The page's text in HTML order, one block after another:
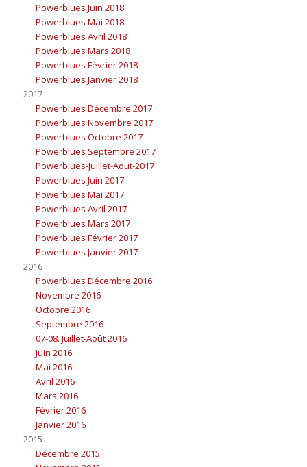
Powerblues Juin 2018
Powerblues Mai 2018
Powerblues Avril 2018
Powerblues Mars 2018
Powerblues Février 2018
Powerblues Janvier 2018
2017
Powerblues Décembre 2017
Powerblues Novembre 2017
Powerblues Octobre 2017
Powerblues Septembre 2017
Powerblues-Juillet-Aout-2017
Powerblues Juin 2017
Powerblues Mai 2017
Powerblues Avril 2017
Powerblues Mars 2017
Powerblues Février 2017
Powerblues Janvier 2017
2016
Powerblues Décembre 2016
Novembre 2016
Octobre 2016
Septembre 2016
07-08. Juillet-Août 2016
Juin 2016
Mai 2016
Avril 2016
Mars 2016
Février 2016
Janvier 2016
2015
Décembre 2015